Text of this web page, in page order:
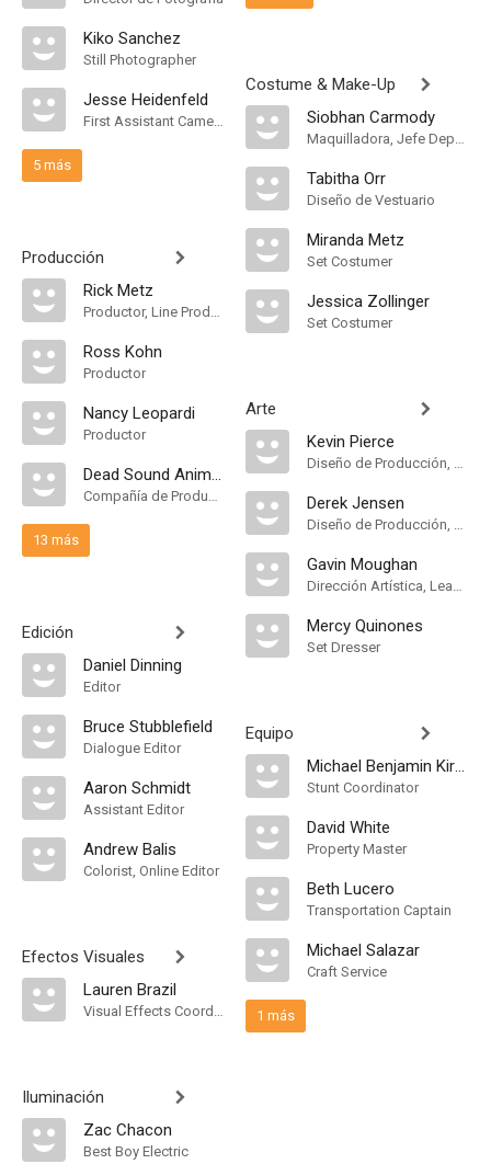
Kiko Sanchez
Still Photographer
Jesse Heidenfeld
First Assistant Camera
5 más
Producción
Rick Metz
Productor, Line Producer
Ross Kohn
Productor
Nancy Leopardi
Productor
Dead Sound Animations
Compañía de Produccion
13 más
Edición
Daniel Dinning
Editor
Bruce Stubblefield
Dialogue Editor
Aaron Schmidt
Assistant Editor
Andrew Balis
Colorist, Online Editor
Efectos Visuales
Lauren Brazil
Visual Effects Coordinator
Iluminación
Zac Chacon
Best Boy Electric
Costume & Make-Up
Siobhan Carmody
Maquilladora, Jefe Departamento de Maquillaje
Tabitha Orr
Diseño de Vestuario
Miranda Metz
Set Costumer
Jessica Zollinger
Set Costumer
Arte
Kevin Pierce
Diseño de Producción, Decorados
Derek Jensen
Diseño de Producción, Decorados
Gavin Moughan
Dirección Artística, Leadman
Mercy Quinones
Set Dresser
Equipo
Michael Benjamin Kirby
Stunt Coordinator
David White
Property Master
Beth Lucero
Transportation Captain
Michael Salazar
Craft Service
1 más